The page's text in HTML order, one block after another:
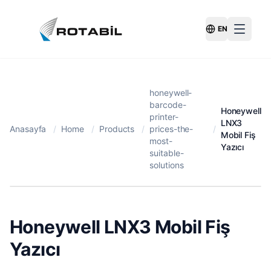
Switch
EN
Anasayfa / Home / Products /
honeywell-
barcode-
printer-
prices-the-
most-
suitable-
solutions
/
Honeywell
LNX3
Mobil Fiş
Yazıcı
Honeywell LNX3 Mobil Fiş
Yazıcı